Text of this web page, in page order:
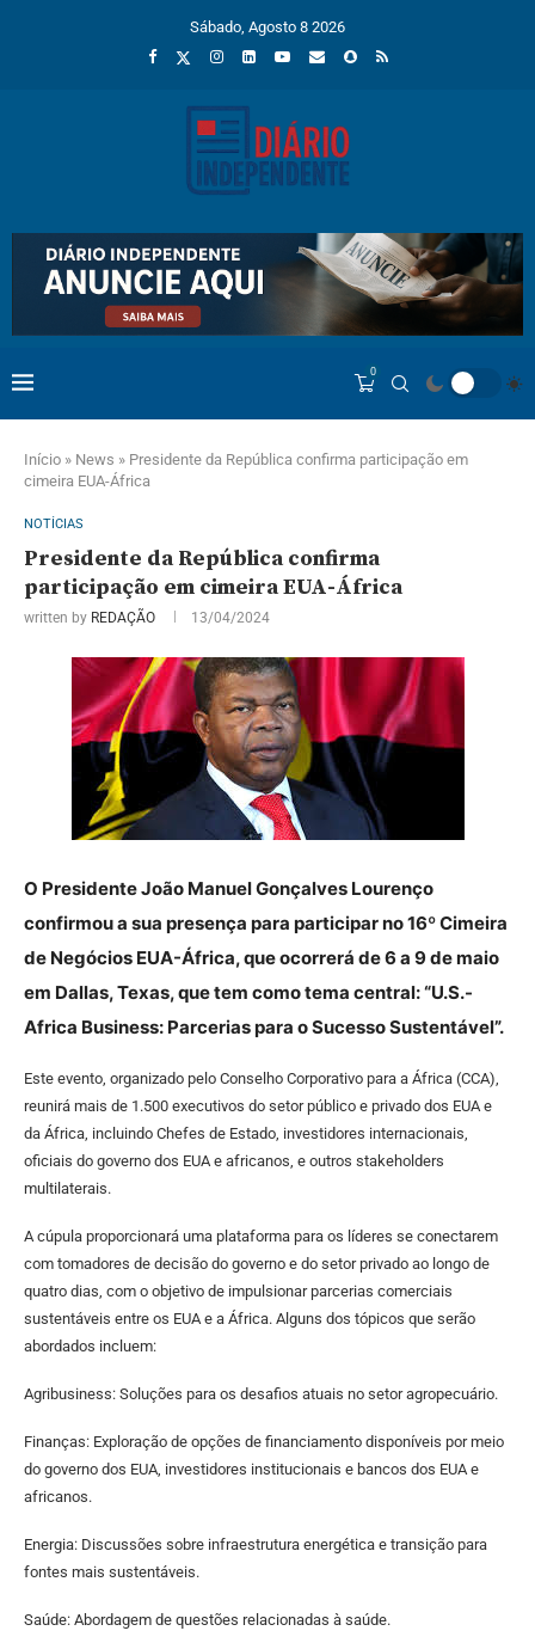
Sábado, Agosto 8 2026
0
Início » News » Presidente da República confirma participação em
cimeira EUA-África
NOTÍCIAS
Presidente da República confirma
participação em cimeira EUA-África
written by REDAÇÃO 13/04/2024
O Presidente João Manuel Gonçalves Lourenço
confirmou a sua presença para participar no 16º Cimeira
de Negócios EUA-África, que ocorrerá de 6 a 9 de maio
em Dallas, Texas, que tem como tema central: “U.S.-
Africa Business: Parcerias para o Sucesso Sustentável”.
Este evento, organizado pelo Conselho Corporativo para a África (CCA),
reunirá mais de 1.500 executivos do setor público e privado dos EUA e
da África, incluindo Chefes de Estado, investidores internacionais,
oficiais do governo dos EUA e africanos, e outros stakeholders
multilaterais.
A cúpula proporcionará uma plataforma para os líderes se conectarem
com tomadores de decisão do governo e do setor privado ao longo de
quatro dias, com o objetivo de impulsionar parcerias comerciais
sustentáveis entre os EUA e a África. Alguns dos tópicos que serão
abordados incluem:
Agribusiness: Soluções para os desafios atuais no setor agropecuário.
Finanças: Exploração de opções de financiamento disponíveis por meio
do governo dos EUA, investidores institucionais e bancos dos EUA e
africanos.
Energia: Discussões sobre infraestrutura energética e transição para
fontes mais sustentáveis.
Saúde: Abordagem de questões relacionadas à saúde.